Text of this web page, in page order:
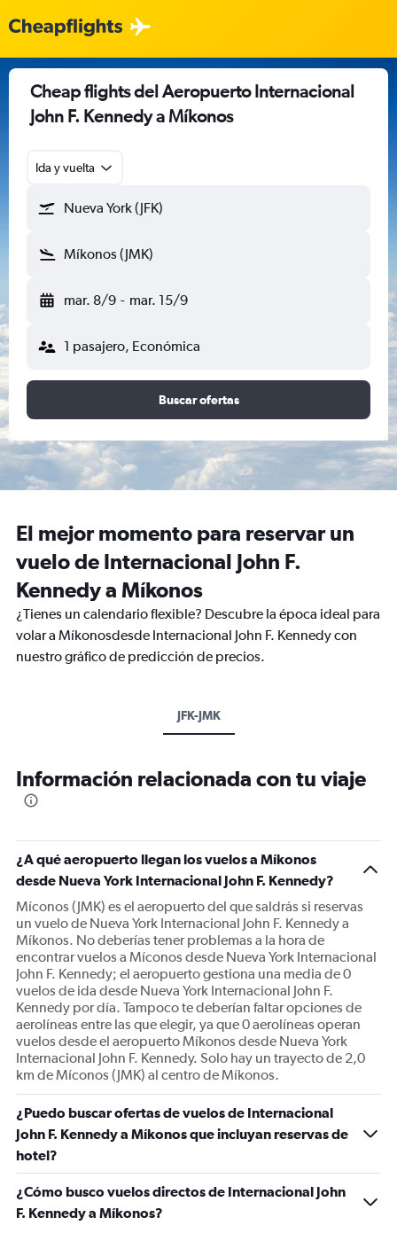
Cheap flights del Aeropuerto Internacional
John F. Kennedy a Míkonos
Ida y vuelta
Nueva York (JFK)
Míkonos (JMK)
mar. 8/9 - mar. 15/9
1 pasajero, Económica
Buscar ofertas
El mejor momento para reservar un
vuelo de Internacional John F.
Kennedy a Míkonos
¿Tienes un calendario flexible? Descubre la época ideal para
volar a Míkonosdesde Internacional John F. Kennedy con
nuestro gráfico de predicción de precios.
JFK-JMK
Información relacionada con tu viaje
¿A qué aeropuerto llegan los vuelos a Míkonos
desde Nueva York Internacional John F. Kennedy?
Míconos (JMK) es el aeropuerto del que saldrás si reservas
un vuelo de Nueva York Internacional John F. Kennedy a
Míkonos. No deberías tener problemas a la hora de
encontrar vuelos a Míconos desde Nueva York Internacional
John F. Kennedy; el aeropuerto gestiona una media de 0
vuelos de ida desde Nueva York Internacional John F.
Kennedy por día. Tampoco te deberían faltar opciones de
aerolíneas entre las que elegir, ya que 0 aerolíneas operan
vuelos desde el aeropuerto Míkonos desde Nueva York
Internacional John F. Kennedy. Solo hay un trayecto de 2,0
km de Míconos (JMK) al centro de Míkonos.
¿Puedo buscar ofertas de vuelos de Internacional
John F. Kennedy a Míkonos que incluyan reservas de
hotel?
¿Cómo busco vuelos directos de Internacional John
F. Kennedy a Míkonos?